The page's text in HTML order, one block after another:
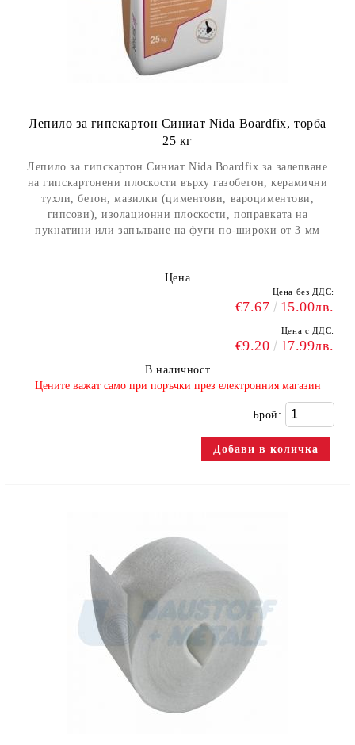
Лепило за гипскартон Синиат Nida Boardfix, торба
25 кг
Лепило за гипскартон Синиат Nida Boardfix за залепване
на гипскартонени плоскости върху газобетон, керамични
тухли, бетон, мазилки (циментови, вароциментови,
гипсови), изолационни плоскости, поправката на
пукнатини или запълване на фуги по-широки от 3 мм
Цена
Цена без ДДС:
€7.67 15.00лв.
Цена с ДДС:
€9.20 17.99лв.
В наличност
​Цените важат само при поръчки през електронния магазин
Брой: